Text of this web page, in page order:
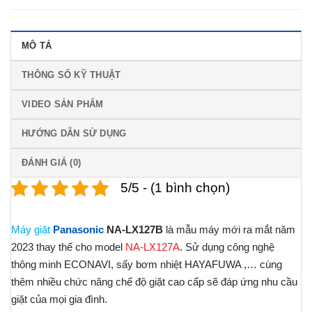
MÔ TẢ
THÔNG SỐ KỸ THUẬT
VIDEO SẢN PHẨM
HƯỚNG DẪN SỬ DỤNG
ĐÁNH GIÁ (0)
5/5 - (1 bình chọn)
Máy giặt Panasonic NA-LX127B là mẫu máy mới ra mắt năm
2023 thay thế cho model NA-LX127A. Sử dụng công nghệ
thông minh ECONAVI, sấy bơm nhiệt HAYAFUWA ,… cùng
thêm nhiều chức năng chế độ giặt cao cấp sẽ đáp ứng nhu cầu
giặt của mọi gia đình.